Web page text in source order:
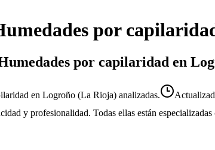
por
por capilaridad en
en Logroño (La Rioja) analizadas.
y profesionalidad. Todas ellas están